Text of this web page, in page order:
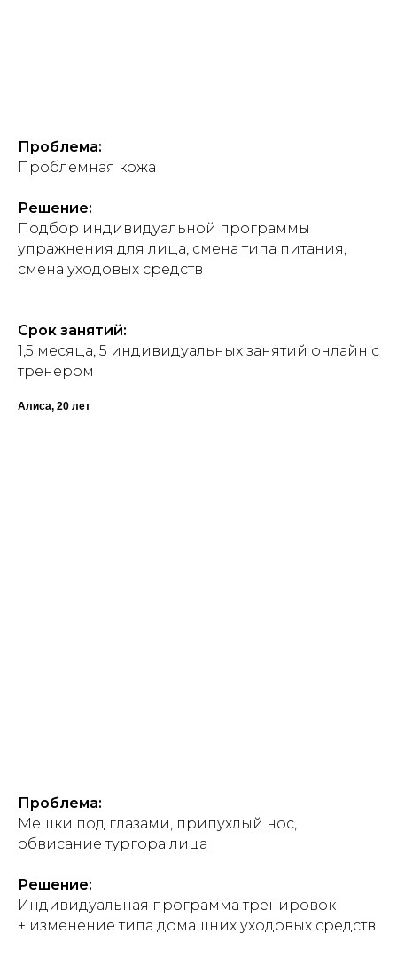
Проблема:
Проблемная кожа
Решение:
Подбор индивидуальной программы
упражнения для лица, смена типа питания,
смена уходовых средств
Срок занятий:
1,5 месяца, 5 индивидуальных занятий онлайн с
тренером
Алиса, 20 лет
Проблема:
Мешки под глазами, припухлый нос,
обвисание тургора лица
Решение:
Индивидуальная программа тренировок
+ изменение типа домашних уходовых средств